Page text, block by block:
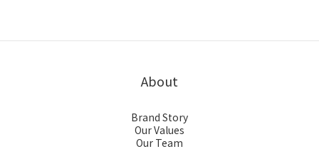
About
Brand Story
Our Values
Our Team